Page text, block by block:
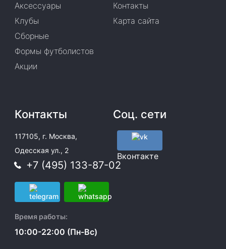
Аксессуары
Клубы
Сборные
Формы футболистов
Акции
Контакты
Карта сайта
Контакты
117105, г. Москва,
Одесская ул., 2
+7 (495) 133-87-02
Время работы:
10:00-22:00 (Пн-Вс)
Соц. сети
Вконтакте